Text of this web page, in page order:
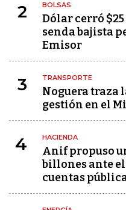
2 BOLSAS
Dólar cerró
senda bajista
Emisor
3 TRANSPORTE
Noguera traza
gestión en el
4 HACIENDA
Anif propuso
billones ante
cuentas